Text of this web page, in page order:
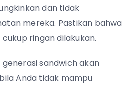
dan tidak
mereka. Pastikan bahwa
ringan dilakukan.
sandwich akan
Anda tidak mampu